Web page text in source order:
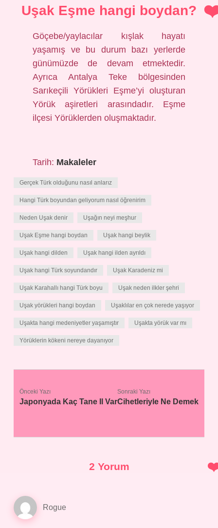
Uşak Eşme hangi boydan?
Göçebe/yaylacılar kışlak hayatı
yaşamış ve bu durum bazı yerlerde
günümüzde de devam etmektedir.
Ayrıca Antalya Teke bölgesinden
Sarıkeçili Yörükleri Eşme’yi oluşturan
Yörük aşiretleri arasındadır. Eşme
ilçesi Yörüklerden oluşmaktadır.
Tarih: Makaleler
Gerçek Türk olduğunu nasıl anlarız
Hangi Türk boyundan geliyorum nasıl öğrenirim
Neden Uşak denir Uşağın neyi meşhur
Uşak Eşme hangi boydan Uşak hangi beylik
Uşak hangi dilden Uşak hangi ilden ayrıldı
Uşak hangi Türk soyundandır Uşak Karadeniz mi
Uşak Karahallı hangi Türk boyu Uşak neden ilkler şehri
Uşak yörükleri hangi boydan Uşaklılar en çok nerede yaşıyor
Uşakta hangi medeniyetler yaşamıştır Uşakta yörük var mı
Yörüklerin kökeni nereye dayanıyor
Önceki Yazı
Japonyada Kaç Tane Il Var
Sonraki Yazı
Cihetleriyle Ne Demek
2 Yorum
Rogue